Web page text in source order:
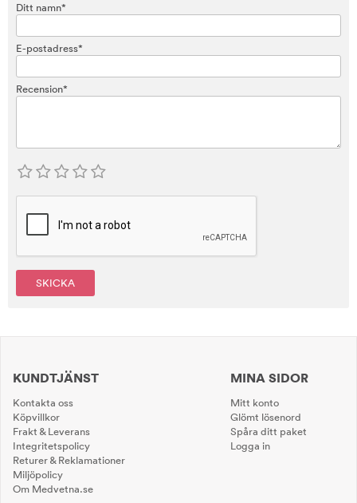
Ditt namn*
E-postadress*
Recension*
SKICKA
KUNDTJÄNST
Kontakta oss
Köpvillkor
Frakt & Leverans
Integritetspolicy
Returer & Reklamationer
Miljöpolicy
Om Medvetna.se
MINA SIDOR
Mitt konto
Glömt lösenord
Spåra ditt paket
Logga in